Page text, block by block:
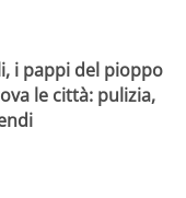
i pappi del pioppo
le città: pulizia,